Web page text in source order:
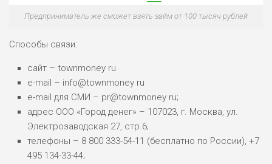
Предприниматель же сможет взять займ от 100 тысяч рублей
Способы связи:
сайт – townmoney ru
e-mail – info@townmoney ru
e-mail для СМИ – pr@townmoney ru;
адрес ООО «Город денег» – 107023, г. Москва, ул.
Электрозаводская 27, стр.6;
телефоны – 8 800 333-54-11 (бесплатно по России), +7
495 134-33-44;